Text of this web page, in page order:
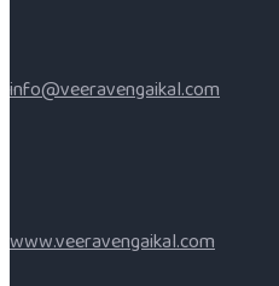
info@veeravengaikal.com
www.veeravengaikal.com